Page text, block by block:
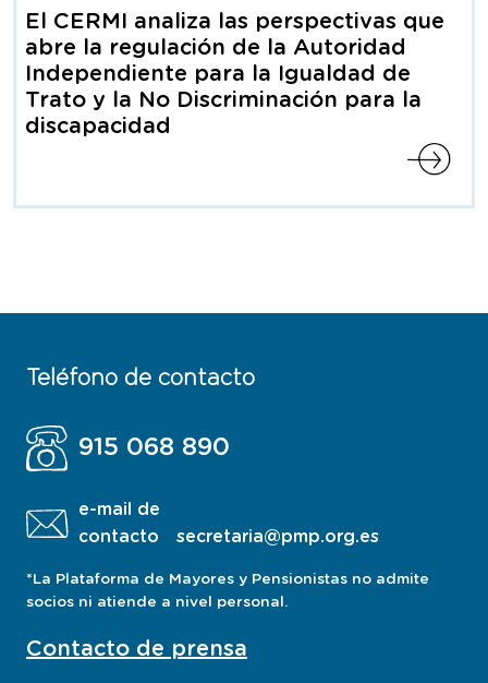
Articulo
El CERMI analiza las perspectivas que
abre la regulación de la Autoridad
Independiente para la Igualdad de
Trato y la No Discriminación para la
discapacidad
Teléfono de contacto
915 068 890
e-mail de
contacto
secretaria@pmp.org.es
*La Plataforma de Mayores y Pensionistas no admite
socios ni atiende a nivel personal.
Contacto de prensa